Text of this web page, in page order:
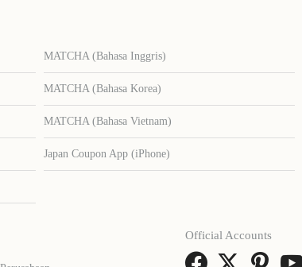
MATCHA (Bahasa Inggris)
MATCHA (Bahasa Korea)
MATCHA (Bahasa Vietnam)
Japan Coupon App (iPhone)
Official Accounts